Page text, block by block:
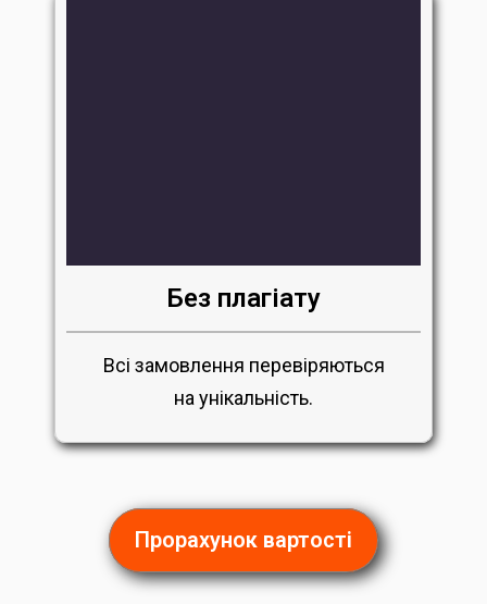
Без плагіату
Всі замовлення перевіряються
на унікальність.
Прорахунок вартості